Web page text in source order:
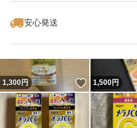
安心発送
1,300円 いいね！
1,500円